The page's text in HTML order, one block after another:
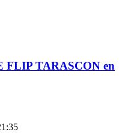
FLIP TARASCON en